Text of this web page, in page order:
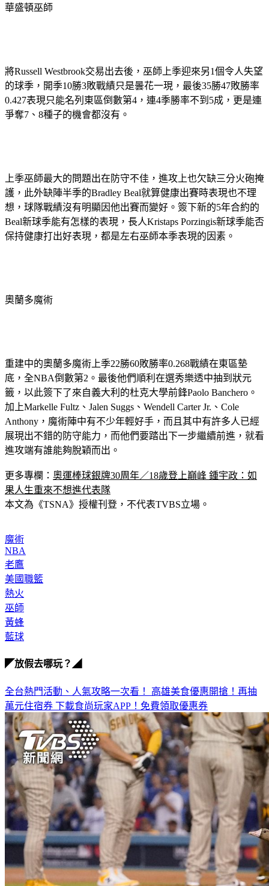
華盛頓巫師
將Russell Westbrook交易出去後，巫師上季迎來另1個令人失望
的球季，開季10勝3敗戰績只是曇花一現，最後35勝47敗勝率
0.427表現只能名列東區倒數第4，連4季勝率不到5成，更是連
爭奪7、8種子的機會都沒有。
上季巫師最大的問題出在防守不佳，進攻上也欠缺三分火砲掩
護，此外缺陣半季的Bradley Beal就算健康出賽時表現也不理
想，球隊戰績沒有明顯因他出賽而變好。簽下新的5年合約的
Beal新球季能有怎樣的表現，長人Kristaps Porzingis新球季能否
保持健康打出好表現，都是左右巫師本季表現的因素。
奧蘭多魔術
重建中的奧蘭多魔術上季22勝60敗勝率0.268戰績在東區墊
底，全NBA倒數第2。最後他們順利在選秀樂透中抽到狀元
籤，以此簽下了來自義大利的杜克大學前鋒Paolo Banchero。
加上Markelle Fultz、Jalen Suggs、Wendell Carter Jr.、Cole
Anthony，魔術陣中有不少年輕好手，而且其中有許多人已經
展現出不錯的防守能力，而他們要踏出下一步繼續前進，就看
進攻端有誰能夠脫穎而出。
更多專欄： 奧運棒球銀牌30周年／18歲登上巔峰 鍾宇政：如
果人生重來不想進代表隊
本文為《TSNA》授權刊登，不代表TVBS立場。
魔術
NBA
老鷹
美國職籃
熱火
巫師
黃蜂
藍球
◤放假去哪玩？◢
全台熱門活動、人氣攻略一次看！ 高雄美食優惠開搶！再抽
萬元住宿券 下載食尚玩家APP！免費領取優惠券